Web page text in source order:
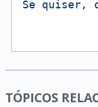
Se
quiser,
TÓPICOS